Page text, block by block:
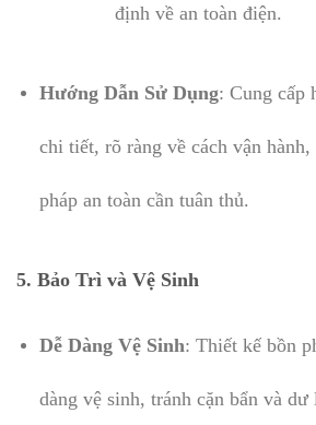
định về an toàn điện.
Hướng Dẫn Sử Dụng: Cung cấp
chi tiết, rõ ràng về cách vận
pháp an toàn cần tuân thủ.
5. Bảo Trì và Vệ Sinh
Dễ Dàng Vệ Sinh: Thiết kế bồn
dàng vệ sinh, tránh cặn bẩn và